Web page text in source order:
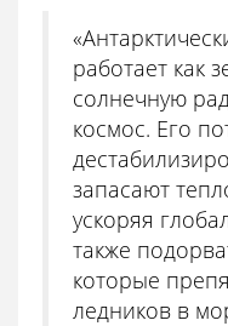
работает как
солнечную
космос. Его
запасают
ускоряя
также
которые
ледников в